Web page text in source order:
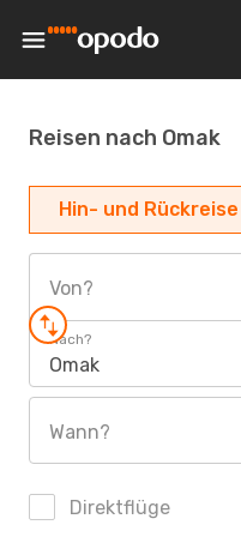
Reisen nach Omak
Hin- und Rückreise
Von?
Nach?
Omak
Wann?
Direktflüge